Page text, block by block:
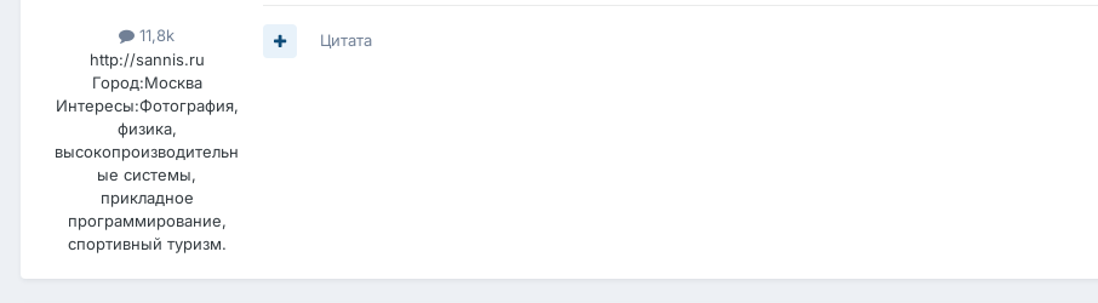
11,8k
http://sannis.ru
Город:Москва
Интересы:Фотография,
физика,
высокопроизводительн
ые системы,
прикладное
программирование,
спортивный туризм.
Цитата